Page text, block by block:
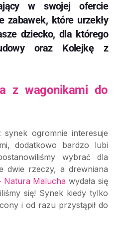
w swojej ofercie
zabawek, które urzekły
dziecko, dla którego
oraz Kolejkę z
z wagonikami do
ogromnie interesuje
dodatkowo bardzo lubi
wybrać dla
dwie rzeczy, a drewniana
Natura Malucha wydała się
się! Synek kiedy tylko
i od razu przystąpił do